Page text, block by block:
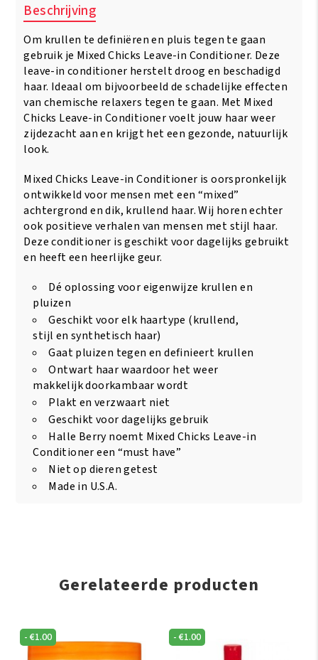
Conditioner
10oz
300ml
aantal
Beschrijving
Om krullen te definiëren en pluis tegen te gaan
gebruik je Mixed Chicks Leave-in Conditioner. Deze
leave-in conditioner herstelt droog en beschadigd
haar. Ideaal om bijvoorbeeld de schadelijke effecten
van chemische relaxers tegen te gaan. Met Mixed
Chicks Leave-in Conditioner voelt jouw haar weer
zijdezacht aan en krijgt het een gezonde, natuurlijk
look.
Mixed Chicks Leave-in Conditioner is oorspronkelijk
ontwikkeld voor mensen met een “mixed”
achtergrond en dik, krullend haar. Wij horen echter
ook positieve verhalen van mensen met stijl haar.
Deze conditioner is geschikt voor dagelijks gebruikt
en heeft een heerlijke geur.
Dé oplossing voor eigenwijze krullen en
pluizen
Geschikt voor elk haartype (krullend,
stijl en synthetisch haar)
Gaat pluizen tegen en definieert krullen
Ontwart haar waardoor het weer
makkelijk doorkambaar wordt
Plakt en verzwaart niet
Geschikt voor dagelijks gebruik
Halle Berry noemt Mixed Chicks Leave-in
Conditioner een “must have”
Niet op dieren getest
Made in U.S.A.
Gerelateerde producten
-€1.00 -€1.00